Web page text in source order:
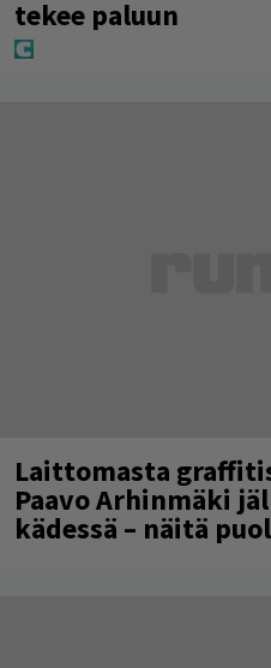
tekee paluun
Laittomasta
Paavo Arhinmäki
kädessä – näitä